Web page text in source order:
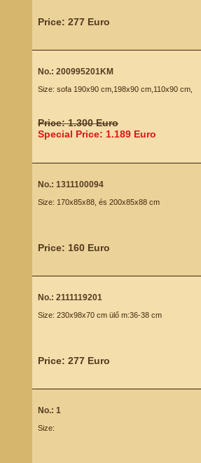
Price: 277 Euro
No.: 200995201KM
Size: sofa 190x90 cm,198x90 cm,110x90 cm,
Price: 1.300 Euro
Special Price: 1.189 Euro
No.: 1311100094
Size: 170x85x88, és 200x85x88 cm
Price: 160 Euro
No.: 2111119201
Size: 230x98x70 cm ülő m:36-38 cm
Price: 277 Euro
No.: 1
Size: